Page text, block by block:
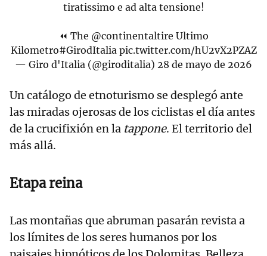
tiratissimo e ad alta tensione!
⏪ The @continentaltire Ultimo
Kilometro#GirodItalia pic.twitter.com/hU2vX2PZAZ
— Giro d'Italia (@giroditalia) 28 de mayo de 2026
Un catálogo de etnoturismo se desplegó ante
las miradas ojerosas de los ciclistas el día antes
de la crucifixión en la tappone. El territorio del
más allá.
Etapa reina
Las montañas que abruman pasarán revista a
los límites de los seres humanos por los